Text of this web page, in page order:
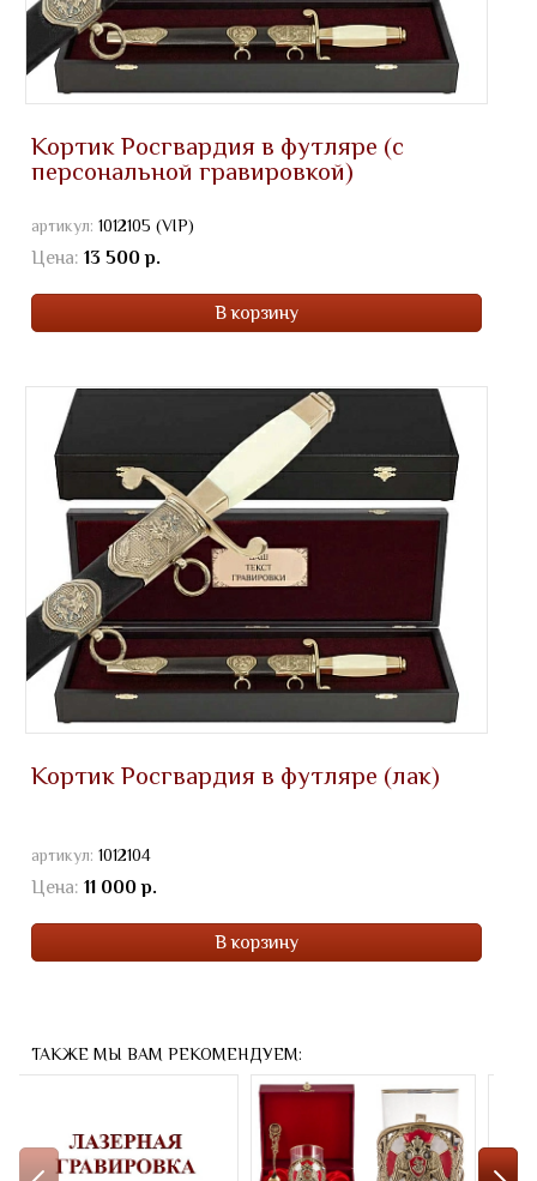
Кортик Росгвардия в футляре (с
персональной гравировкой)
артикул: 1012105 (VIP)
Цена: 13 500 р.
В корзину
Кортик Росгвардия в футляре (лак)
артикул: 1012104
Цена: 11 000 р.
В корзину
ТАКЖЕ МЫ ВАМ РЕКОМЕНДУЕМ: